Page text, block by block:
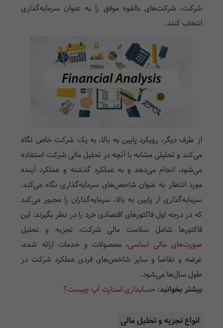
شرکت، شرکت‌های بالقوه موفق را به عنوان سرمایه‌گذاری
انتخاب کنند.
از طرف دیگر، رویکرد پایین به بالا، به یک شرکت خاص نگاه
می‌کند و تحلیلی مشابه با آنچه در تحلیل مالی شرکت استفاده
می‌شود، انجام می‌دهد و به عملکرد گذشته و عملکرد آینده
مورد انتظار به عنوان شاخص‌های سرمایه‌گذاری نگاه می‌کند.
سرمایه‌گذاری از پایین به بالا، سرمایه‌گذاران را مجبور می‌کند
که در درجه اول فاکتورهای اقتصادی خرد را در نظر بگیرند. این
فاکتورها شامل سلامت مالی شرکت، تجزیه و تحلیل
صورت‌های مالی اساسی، محصولات و خدمات ارائه شده،
عرضه و تقاضا و سایر شاخص‌های فردی عملکرد شرکت در
طول سال‌ها می‌شود.
بیشتر بخوانید: حسابداری استارت آپ چیست؟
انواع تجزیه و تحلیل مالی